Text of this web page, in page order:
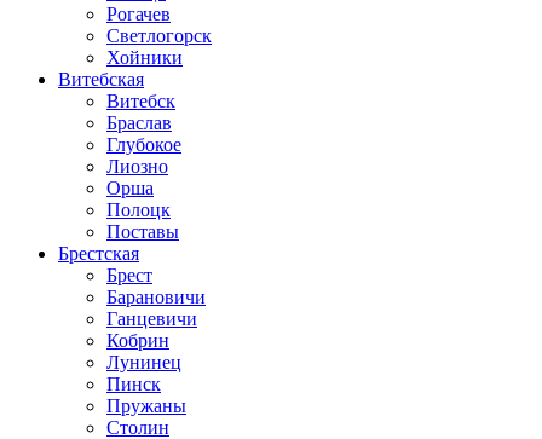
Рогачев
Светлогорск
Хойники
Витебская
Витебск
Браслав
Глубокое
Лиозно
Орша
Полоцк
Поставы
Брестская
Брест
Барановичи
Ганцевичи
Кобрин
Лунинец
Пинск
Пружаны
Столин